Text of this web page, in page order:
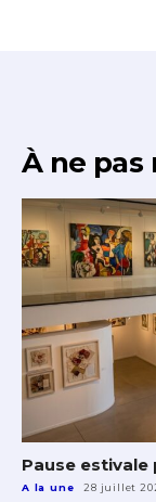
À ne
Pause
A la une 28 juillet